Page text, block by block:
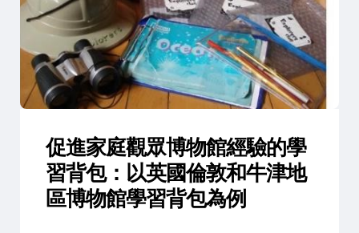
促進家庭觀眾博物館經驗的學
習背包：以英國倫敦和牛津地
區博物館學習背包為例